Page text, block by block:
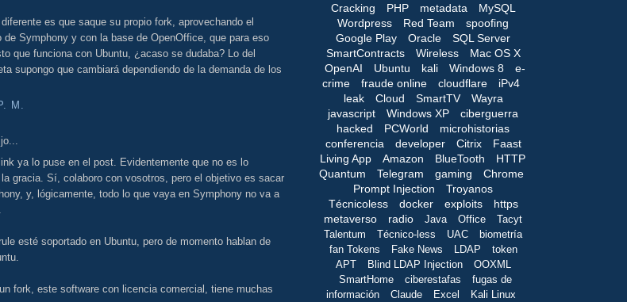
es que saque su propio fork, aprovechando el
de Symphony y con la base de OpenOffice, que para eso
que funciona con Ubuntu, ¿acaso se dudaba? Lo del
supongo que cambiará dependiendo de la demanda de los
M.
ya lo puse en el post. Evidentemente que no es lo
gracia. Sí, colaboro con vosotros, pero el objetivo es sacar
y, lógicamente, todo lo que vaya en Symphony no va a
esté soportado en Ubuntu, pero de momento hablan de
fork, este software con licencia comercial, tiene muchas
Cracking
PHP metadata
MySQL
Wordpress
Red Team
spoofing
Google Play
Oracle
SQL Server
SmartContracts
Wireless
Mac OS X
OpenAI
Ubuntu kali Windows 8
e-
crime
fraude online cloudflare
iPv4
leak
Cloud SmartTV
Wayra
javascript
Windows XP
ciberguerra
hacked
PCWorld
microhistorias
conferencia
developer Citrix
Faast
Living App
Amazon BlueTooth
HTTP
Quantum
Telegram gaming
Chrome
Prompt Injection
Troyanos
Técnicoless
docker exploits
https
metaverso
radio Java Office
Tacyt
Talentum
Técnico-less UAC
biometría
fan Tokens
Fake News LDAP
token
APT
Blind LDAP Injection
OOXML
SmartHome
ciberestafas
fugas de
información
Claude Excel
Kali Linux